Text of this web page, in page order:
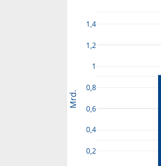
0,2
0,4
0,6
0,8
1
1,2
1,4
Mrd.